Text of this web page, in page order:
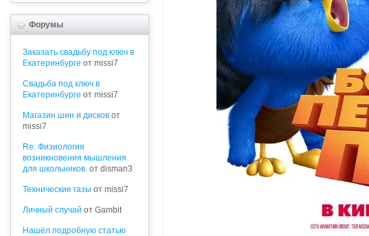
Форумы
Заказать свадьбу под ключ в
Екатеринбурге от missi7
Cвадьба под ключ в
Екатеринбурге от missi7
Магазин шин и дисков от
missi7
Re: Физиология
возникновения мышления
для школьников. от disman3
Технические газы от missi7
Личный случай от Gambit
Нашёл подробную статью